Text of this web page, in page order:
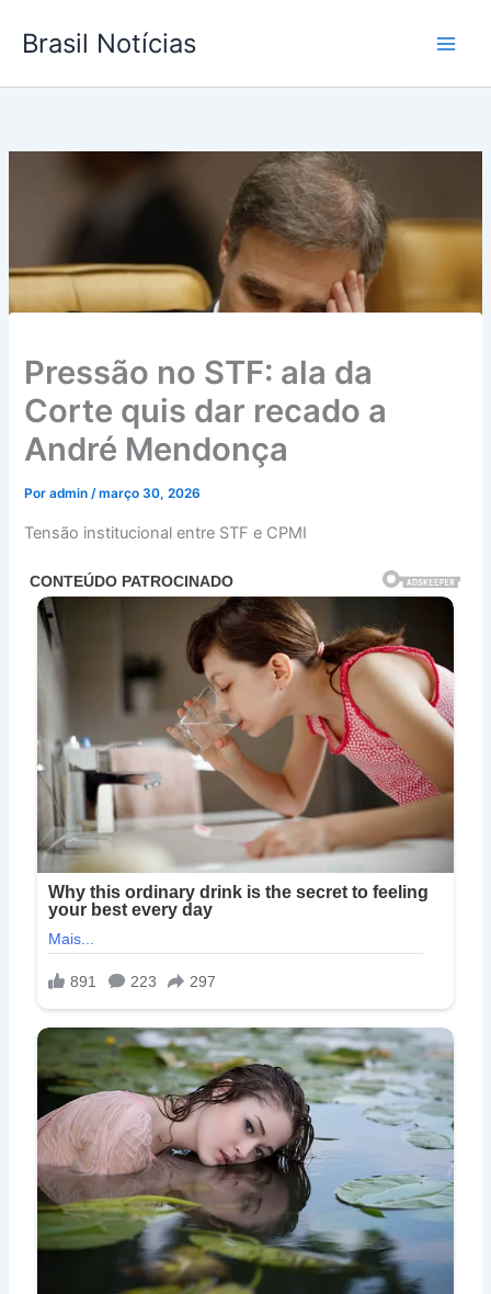
para
conteúdo
Brasil Notícias
Pressão no STF: ala da
Corte quis dar recado a
André Mendonça
Poradmin/março 30, 2026
Tensão institucional entre STF e CPMI